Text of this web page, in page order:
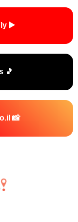
▶️ YouTube - WhereToFly
🎵 TikTok - travelers.tips
📸 Instagram - travelers.co.il